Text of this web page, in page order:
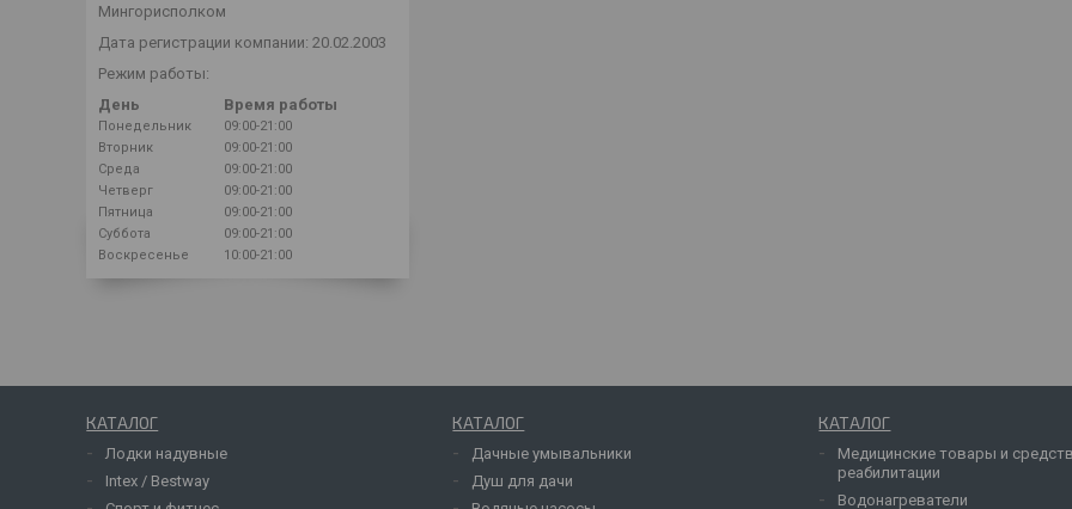
Мингорисполком
Дата регистрации компании: 20.02.2003
Режим работы:
День
Время работы
Понедельник
09:00-21:00
Вторник
09:00-21:00
Среда
09:00-21:00
Четверг
09:00-21:00
Пятница
09:00-21:00
Суббота
09:00-21:00
Воскресенье
10:00-21:00
КАТАЛОГ
Лодки надувные
Intex / Bestway
КАТАЛОГ
Дачные умывальники
Душ для дачи
КАТАЛОГ
Медицинские товары и
реабилитации
Водонагреватели